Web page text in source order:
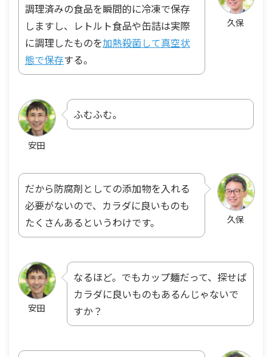
久保
調理済みの食品を瞬間的に冷凍で保存
しますし、レトルト食品や缶詰は実際
に調理したものを加熱殺菌して真空状
態で保存する。
安田
ふむふむ。
久保
だから防腐剤としての添加物を入れる
必要がないので、カラダに良いものも
たくさんあるというわけです。
安田
なるほど。でもカップ麺だって、探せば
カラダに良いものもあるんじゃないで
すか？